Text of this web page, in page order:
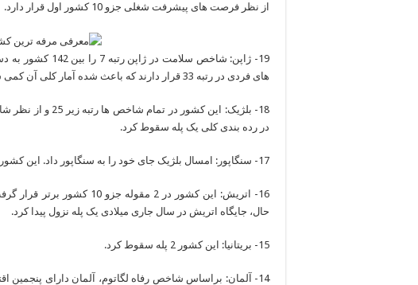
از نظر فرصت های پیشرفت شغلی جزو 10 کشور اول قرار دارد.
19- ژاپن: شاخص
های فردی در رتبه 33 قرار دارند که باعث شده آمار کلی آن کمی سقوط کند.
18- بلژیک: این
در رده بندی کلی یک پله سقوط کرد.
17- سنگاپور: امسال بلژیک جای خود را به سنگاپور داد. این کشور از نظر شاخص اقتصادی در رتبه اول قرار گرفت.
16- اتریش: این کشور در 2
حال، جایگاه اتریش در سال جاری میلادی یک پله نزول پیدا کرد.
15- بریتانیا: این کشور 2 پله سقوط کرد.
14- آلمان: براساس شاخص رفاه لگاتوم، آلمان دارای